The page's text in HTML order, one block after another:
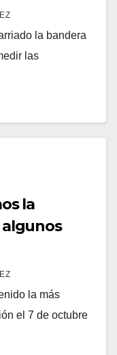
la bandera
las
la
la más
el 7 de octubre